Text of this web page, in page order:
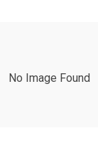
No Image Found